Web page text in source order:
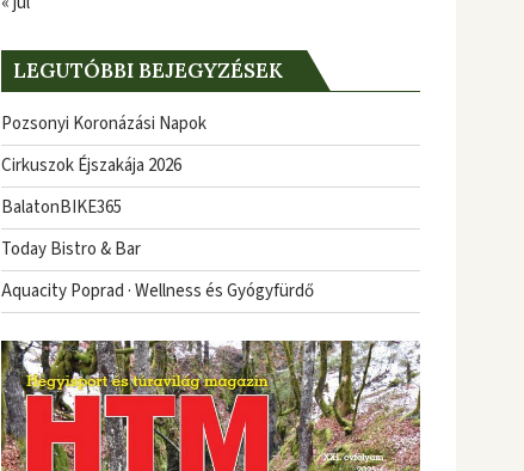
LEGUTÓBBI BEJEGYZÉSEK
Pozsonyi Koronázási Napok
Cirkuszok Éjszakája 2026
BalatonBIKE365
Today Bistro & Bar
Aquacity Poprad · Wellness és Gyógyfürdő